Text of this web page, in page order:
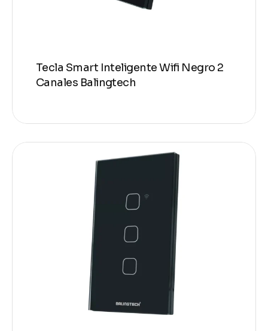
Tecla Smart Inteligente Wifi Negro 2
Canales Balingtech